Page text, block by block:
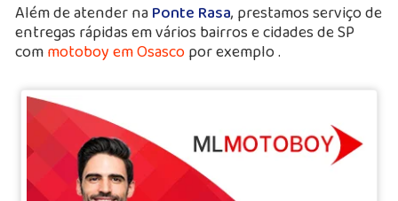
Além de atender naPonte Rasa, prestamos serviço de
entregas rápidas em vários bairros e cidades de SP
commotoboy em Osascopor exemplo .